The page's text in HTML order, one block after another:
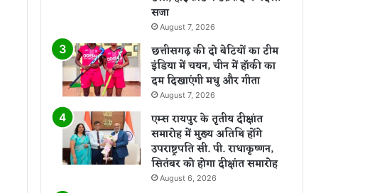
सजा
August 7, 2026
छत्तीसगढ़ की दो बेटियों का टीम
इंडिया में चयन, चीन में हॉकी का
दम दिखाएंगी मधु और गीता
August 7, 2026
एम्स रायपुर के तृतीय दीक्षांत
समारोह में मुख्य अतिथि होंगे
उपराष्ट्रपति सी. पी. राधाकृष्णन,
सितंबर को होगा दीक्षांत समारोह
August 6, 2026